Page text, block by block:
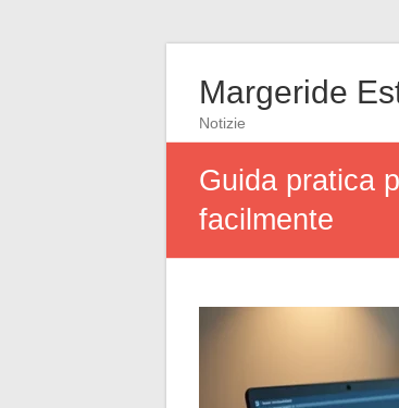
Margeride
Notizie
Guida pratica
facilmente